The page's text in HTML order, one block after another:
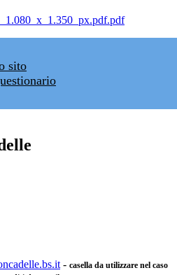
sito
- casella da utilizzare nel caso